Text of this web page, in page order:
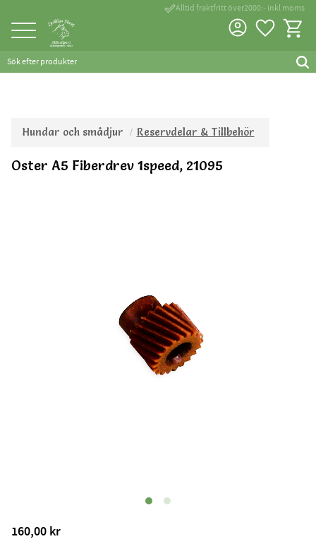
Meny
done_outlineAlltid fraktfritt över2000:- inkl moms
Favoriter
Hundar och smådjur Reservdelar & Tillbehör
Oster A5 Fiberdrev 1speed, 21095
160,00 kr